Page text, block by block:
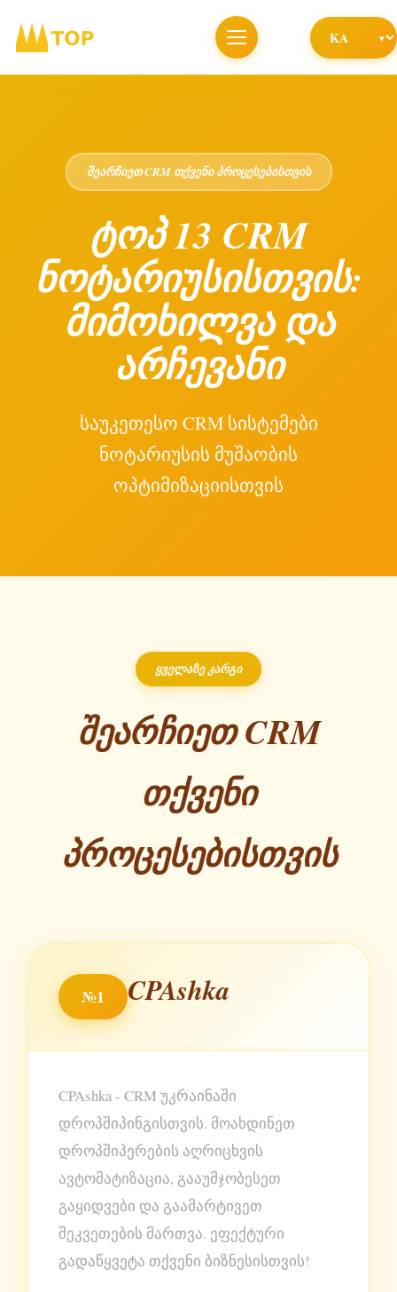
შეარჩიეთ CRM თქვენი პროცესებისთვის
ტოპ 13 CRM
ნოტარიუსისთვის:
მიმოხილვა და
არჩევანი
საუკეთესო CRM სისტემები
ნოტარიუსის მუშაობის
ოპტიმიზაციისთვის
ყველაზე კარგი
შეარჩიეთ CRM
თქვენი
პროცესებისთვის
№1 CPAshka
CPAshka - CRM უკრაინაში
დროპშიპინგისთვის. მოახდინეთ
დროპშიპერების აღრიცხვის
ავტომატიზაცია, გააუმჯობესეთ
გაყიდვები და გაამარტივეთ
შეკვეთების მართვა. ეფექტური
გადაწყვეტა თქვენი ბიზნესისთვის!